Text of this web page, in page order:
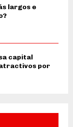
largos e
capital
por